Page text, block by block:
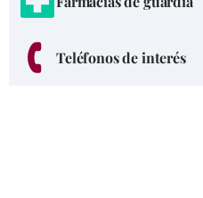
Teléfonos de interés